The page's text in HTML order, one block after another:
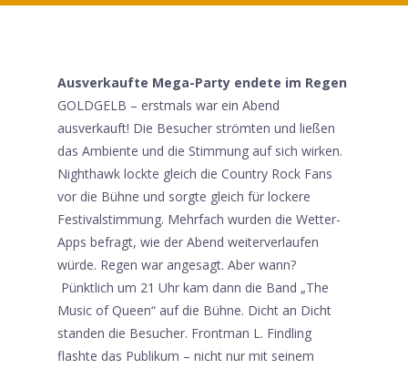
Ausverkaufte Mega-Party endete im Regen
GOLDGELB – erstmals war ein Abend
ausverkauft! Die Besucher strömten und ließen
das Ambiente und die Stimmung auf sich wirken.
Nighthawk lockte gleich die Country Rock Fans
vor die Bühne und sorgte gleich für lockere
Festivalstimmung. Mehrfach wurden die Wetter-
Apps befragt, wie der Abend weiterverlaufen
würde. Regen war angesagt. Aber wann?
Pünktlich um 21 Uhr kam dann die Band „The
Music of Queen“ auf die Bühne. Dicht an Dicht
standen die Besucher. Frontman L. Findling
flashte das Publikum – nicht nur mit seinem